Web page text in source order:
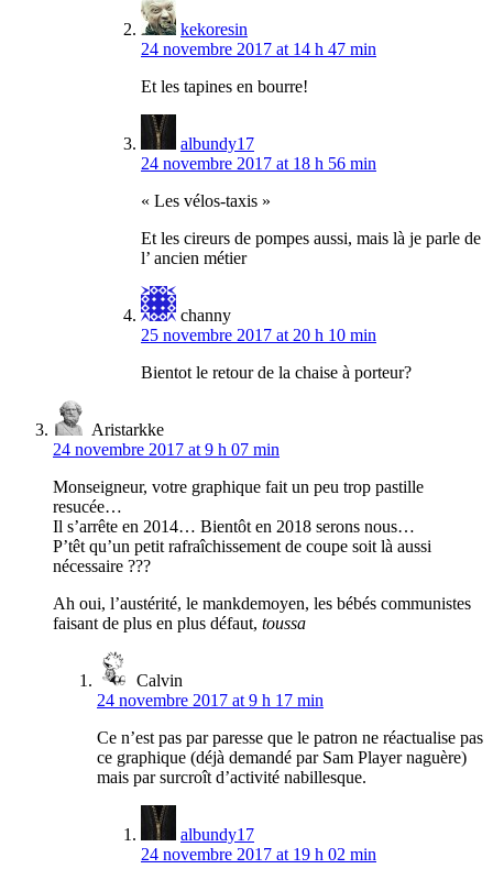
kekoresin
24 novembre 2017 at 14 h 47 min
Et les tapines en bourre!
albundy17
24 novembre 2017 at 18 h 56 min
« Les vélos-taxis »
Et les cireurs de pompes aussi, mais là je parle de
l’ ancien métier
channy
25 novembre 2017 at 20 h 10 min
Bientot le retour de la chaise à porteur?
Aristarkke
24 novembre 2017 at 9 h 07 min
Monseigneur, votre graphique fait un peu trop pastille
resucée…
Il s’arrête en 2014… Bientôt en 2018 serons nous…
P’têt qu’un petit rafraîchissement de coupe soit là aussi
nécessaire ???
Ah oui, l’austérité, le mankdemoyen, les bébés communistes
faisant de plus en plus défaut, toussa
Calvin
24 novembre 2017 at 9 h 17 min
Ce n’est pas par paresse que le patron ne réactualise pas
ce graphique (déjà demandé par Sam Player naguère)
mais par surcroît d’activité nabillesque.
albundy17
24 novembre 2017 at 19 h 02 min